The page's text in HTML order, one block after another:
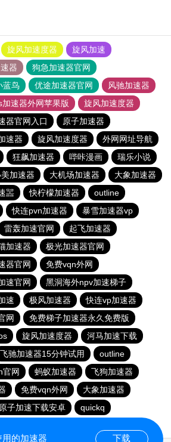
旋风加速度器
旋风加速
器
狗急加速器官网
蓝鸟 优途加速器官网
风驰加速器
加速器外网苹果版
旋风加速度器
器官网入口
原子加速器
速器 旋风加速度器
外网网址导航
狂飙加速器 哔咔漫画
瑞乐小说
加速器 大机场加速器
大象加速器
噐 快柠檬加速器
outline
快连pvn加速器
暴雪加速器vp
雷轰加速官网
起飞加速器
加速器
极光加速器官网
器官网
免费vqn外网
速官网
黑洞海外npv加速梯子
速 极风加速器
快连vp加速器
网
免费梯子加速器永久免费版
旋风加速度器
河马加速下载
飞驰加速器15分钟试用
outline
官网 蚂蚁加速器
飞狗加速器
免费vqn外网
大象加速器
原子加速下载安卓
quickq
的加速器 下载